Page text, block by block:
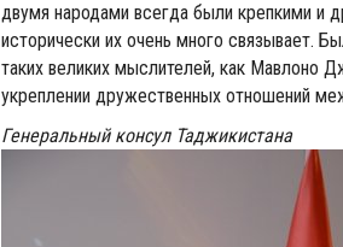
двумя народами всегда были крепкими и
исторически их очень много связывает.
таких великих мыслителей, как Мавлоно
укреплении дружественных отношений
Генеральный консул Таджикистана